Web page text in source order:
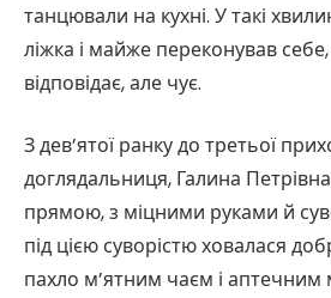
танцювали на кухні. У такі
ліжка і майже переконував
відповідає, але чує.
З дев’ятої ранку до третьої
доглядальниця, Галина
прямою, з міцними руками й
під цією суворістю ховалася
пахло м’ятним чаєм і